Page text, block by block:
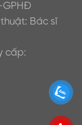
Bác sĩ
cấp: